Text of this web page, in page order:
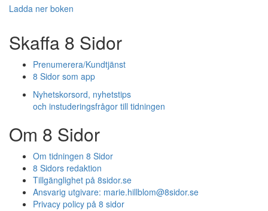
Ladda ner boken
Skaffa 8 Sidor
Prenumerera/Kundtjänst
8 Sidor som app
Nyhetskorsord, nyhetstips
och instuderingsfrågor till tidningen
Om 8 Sidor
Om tidningen 8 Sidor
8 Sidors redaktion
Tillgänglighet på 8sidor.se
Ansvarig utgivare: marie.hillblom@8sidor.se
Privacy policy på 8 sidor